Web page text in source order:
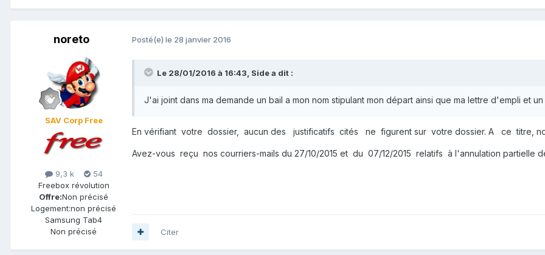
noreto
SAV Corp Free
9,3 k
54
Freebox révolution
Offre:Non précisé
Logement:non précisé
Samsung Tab4
Non précisé
Posté(e) le 28 janvier 2016
Le 28/01/2016 à 16:43, Sidea dit :
J'ai joint dans ma demande un bail a mon nom stipulant mon départ ainsi que ma lettre d'empli et
En vérifiant votre dossier, aucun des justificatifs cités ne figurent sur votre dossier. A ce titre,
Avez-vous reçu nos courriers-mails du 27/10/2015 et du 07/12/2015 relatifs à l'annulation
Citer